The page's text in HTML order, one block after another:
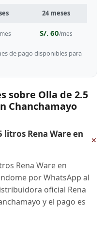
24 meses
S/. 60/mes
de pago disponibles para
sobre Olla de 2.5
Chanchamayo
litros Rena Ware en
+
Rena Ware en
por WhatsApp al
oficial Rena
y el pago es